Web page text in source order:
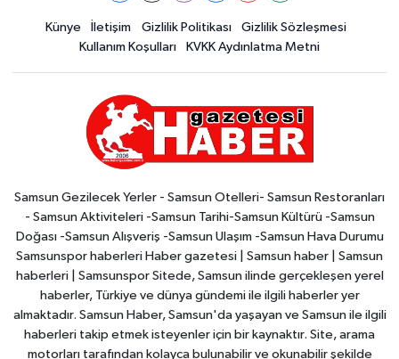
Künye İletişim Gizlilik Politikası
Gizlilik Sözleşmesi
Kullanım Koşulları
KVKK Aydınlatma Metni
Samsun Gezilecek Yerler - Samsun Otelleri- Samsun Restoranları
- Samsun Aktiviteleri -Samsun Tarihi-Samsun Kültürü -Samsun
Doğası -Samsun Alışveriş -Samsun Ulaşım -Samsun Hava Durumu
Samsunspor haberleri Haber gazetesi | Samsun haber | Samsun
haberleri | Samsunspor Sitede, Samsun ilinde gerçekleşen yerel
haberler, Türkiye ve dünya gündemi ile ilgili haberler yer
almaktadır. Samsun Haber, Samsun'da yaşayan ve Samsun ile ilgili
haberleri takip etmek isteyenler için bir kaynaktır. Site, arama
motorları tarafından kolayca bulunabilir ve okunabilir şekilde